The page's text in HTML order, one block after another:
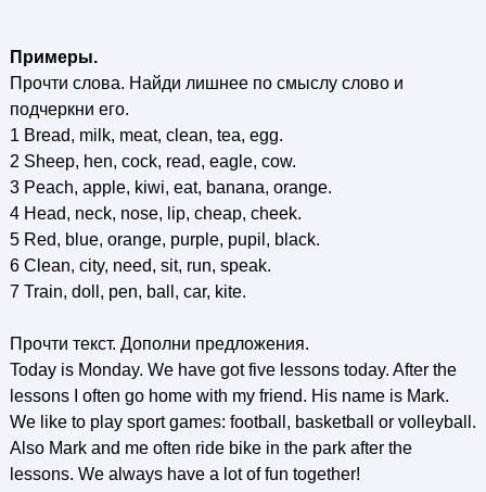
Примеры.
Прочти слова. Найди лишнее по смыслу слово и
подчеркни его.
1 Bread, milk, meat, clean, tea, egg.
2 Sheep, hen, cock, read, eagle, cow.
3 Peach, apple, kiwi, eat, banana, orange.
4 Head, neck, nose, lip, cheap, cheek.
5 Red, blue, orange, purple, pupil, black.
6 Clean, city, need, sit, run, speak.
7 Train, doll, pen, ball, car, kite.
Прочти текст. Дополни предложения.
Today is Monday. We have got five lessons today. After the
lessons I often go home with my friend. His name is Mark.
We like to play sport games: football, basketball or volleyball.
Also Mark and me often ride bike in the park after the
lessons. We always have a lot of fun together!